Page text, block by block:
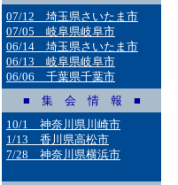
07/12 埼玉県さいたま市
07/05 岐阜県岐阜市
06/14 埼玉県さいたま市
06/13 岐阜県岐阜市
06/06 千葉県千葉市
■ 集 会 情 報 ■
10/1 神奈川県川崎市
1/13 香川県高松市
7/28 神奈川県横浜市